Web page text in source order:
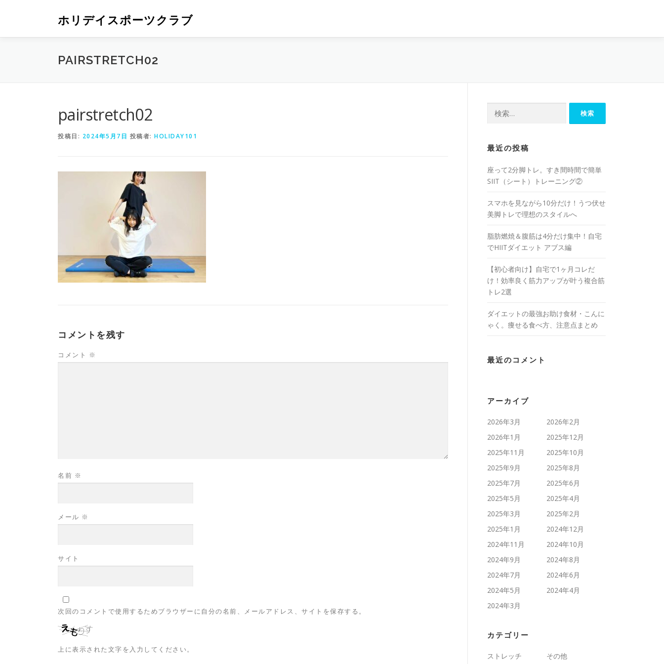
ホリデイスポーツクラブ
PAIRSTRETCH02
pairstretch02
投稿日: 2024年5月7日 投稿者: HOLIDAY101
コメントを残す
コメント ※
名前 ※
メール ※
サイト
次回のコメントで使用するためブラウザーに自分の名前、メールアドレス、サイトを保存する。
上に表示された文字を入力してください。
最近の投稿
座って2分脚トレ。すき間時間で簡単
SIIT（シート）トレーニング②
スマホを見ながら10分だけ！うつ伏せ
美脚トレで理想のスタイルへ
脂肪燃焼＆腹筋は4分だけ集中！自宅
でHIITダイエット アブス編
【初心者向け】自宅で1ヶ月コレだ
け！効率良く筋力アップが叶う複合筋
トレ2選
ダイエットの最強お助け食材・こんに
ゃく。痩せる食べ方、注意点まとめ
最近のコメント
アーカイブ
2026年3月
2026年2月
2026年1月
2025年12月
2025年11月
2025年10月
2025年9月
2025年8月
2025年7月
2025年6月
2025年5月
2025年4月
2025年3月
2025年2月
2025年1月
2024年12月
2024年11月
2024年10月
2024年9月
2024年8月
2024年7月
2024年6月
2024年5月
2024年4月
2024年3月
カテゴリー
ストレッチ その他